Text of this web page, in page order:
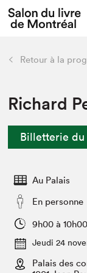
Espace
Espace
Tout sur
Actualités
Vidéos et
Club de
retour
Édition 2022
Nous connaître
Projets
Archives
Liens
Retour à la
Richard
Billetterie du
Au Palais
En personne
9h00 à 10h00
Jeudi 24
Palais des